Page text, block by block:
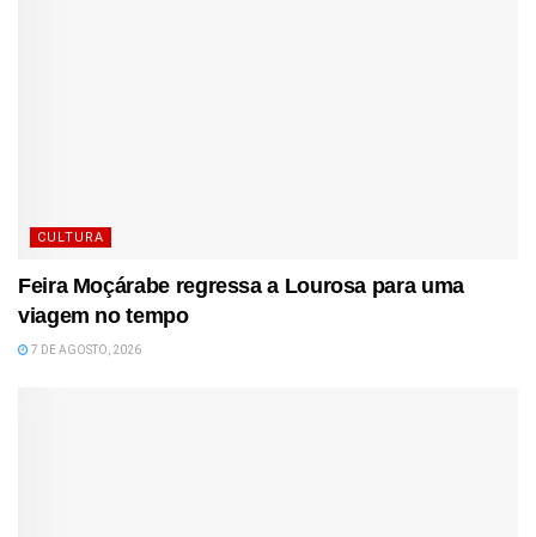
CULTURA
Feira Moçárabe regressa a Lourosa para uma
viagem no tempo
7 DE AGOSTO, 2026